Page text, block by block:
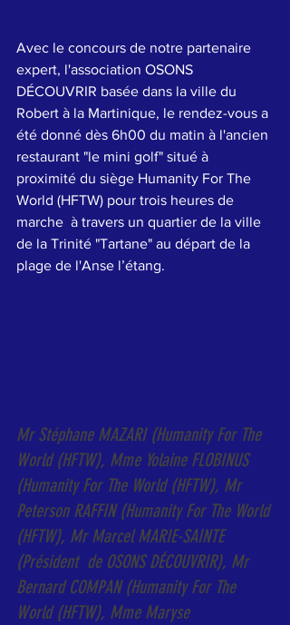
Avec le concours de notre partenaire
expert, l'association OSONS
DÉCOUVRIR basée dans la ville du
Robert à la Martinique, le rendez-vous a
été donné dès 6h00 du matin à l'ancien
restaurant "le mini golf" situé à
proximité du siège Humanity For The
World (HFTW) pour trois heures de
marche  à travers un quartier de la ville
de la Trinité "Tartane" au départ de la
plage de l'Anse l’étang.
Mr Stéphane MAZARI (Humanity For The
World (HFTW), Mme Yolaine FLOBINUS
(Humanity For The World (HFTW), Mr
Peterson RAFFIN (Humanity For The World
(HFTW), Mr Marcel MARIE-SAINTE
(Président  de OSONS DÉCOUVRIR), Mr
Bernard COMPAN (Humanity For The
World (HFTW), Mme Maryse